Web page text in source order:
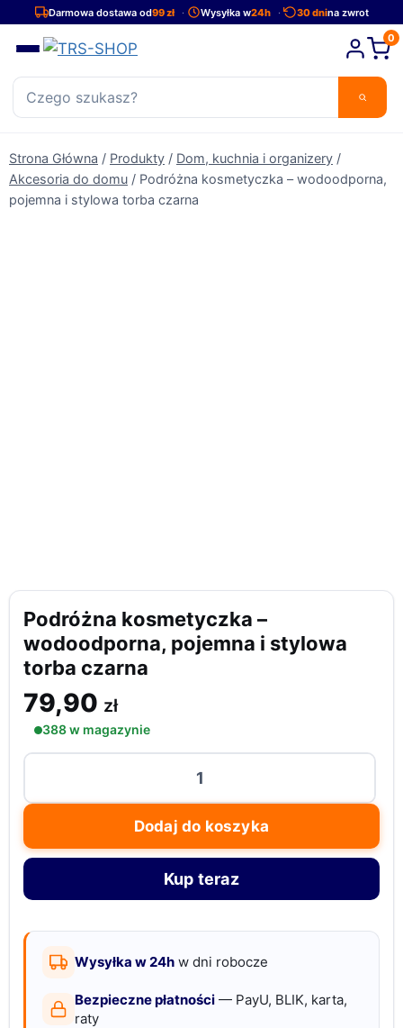
PrzejdźDarmowa dostawa od99 zł Wysyłka w24h 30 dnina zwrot
0
Strona Główna / Produkty / Dom, kuchnia i organizery /
Akcesoria do domu / Podróżna kosmetyczka – wodoodporna,
pojemna i stylowa torba czarna
Podróżna kosmetyczka –
wodoodporna, pojemna i stylowa
torba czarna
79,90 zł
388 w magazynie
kosmetyczka
-
wodoodporna,
stylowa
torba
Dodaj do koszyka
Kup teraz
Wysyłka w 24h w dni robocze
Bezpieczne płatności — PayU, BLIK, karta,
raty